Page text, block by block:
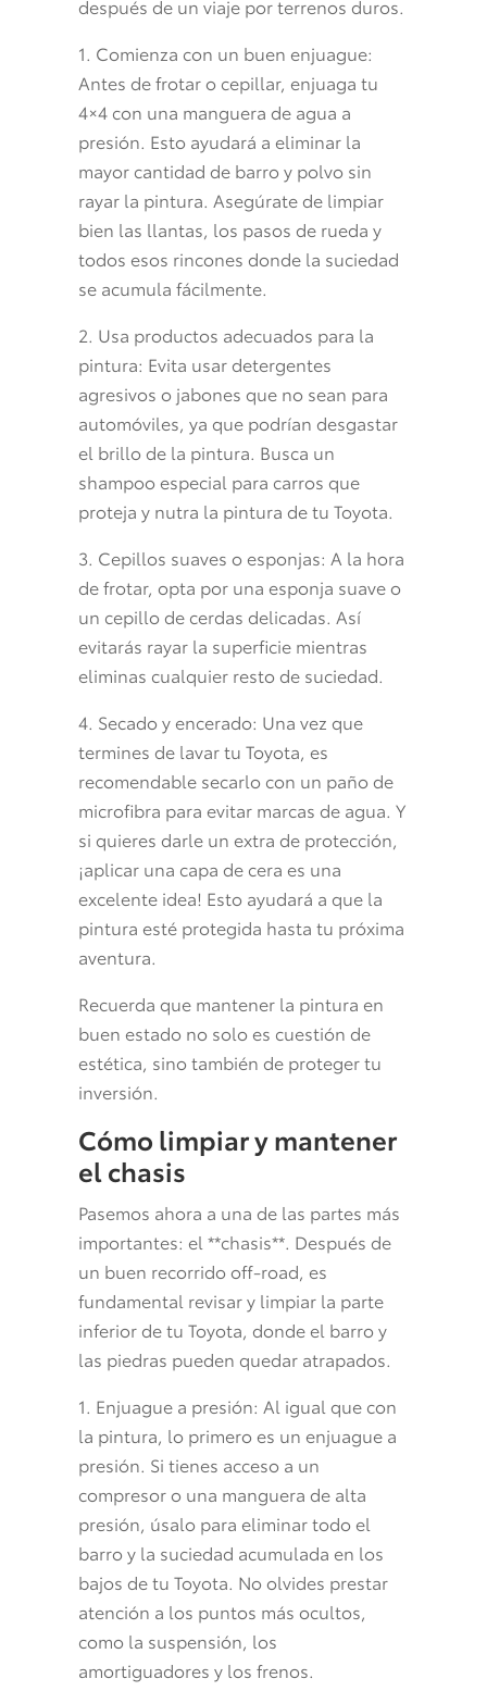
después de un viaje por terrenos duros.
1. Comienza con un buen enjuague:
Antes de frotar o cepillar, enjuaga tu
4×4 con una manguera de agua a
presión. Esto ayudará a eliminar la
mayor cantidad de barro y polvo sin
rayar la pintura. Asegúrate de limpiar
bien las llantas, los pasos de rueda y
todos esos rincones donde la suciedad
se acumula fácilmente.
2. Usa productos adecuados para la
pintura: Evita usar detergentes
agresivos o jabones que no sean para
automóviles, ya que podrían desgastar
el brillo de la pintura. Busca un
shampoo especial para carros que
proteja y nutra la pintura de tu Toyota.
3. Cepillos suaves o esponjas: A la hora
de frotar, opta por una esponja suave o
un cepillo de cerdas delicadas. Así
evitarás rayar la superficie mientras
eliminas cualquier resto de suciedad.
4. Secado y encerado: Una vez que
termines de lavar tu Toyota, es
recomendable secarlo con un paño de
microfibra para evitar marcas de agua. Y
si quieres darle un extra de protección,
¡aplicar una capa de cera es una
excelente idea! Esto ayudará a que la
pintura esté protegida hasta tu próxima
aventura.
Recuerda que mantener la pintura en
buen estado no solo es cuestión de
estética, sino también de proteger tu
inversión.
Cómo limpiar y mantener
el chasis
Pasemos ahora a una de las partes más
importantes: el **chasis**. Después de
un buen recorrido off-road, es
fundamental revisar y limpiar la parte
inferior de tu Toyota, donde el barro y
las piedras pueden quedar atrapados.
1. Enjuague a presión: Al igual que con
la pintura, lo primero es un enjuague a
presión. Si tienes acceso a un
compresor o una manguera de alta
presión, úsalo para eliminar todo el
barro y la suciedad acumulada en los
bajos de tu Toyota. No olvides prestar
atención a los puntos más ocultos,
como la suspensión, los
amortiguadores y los frenos.